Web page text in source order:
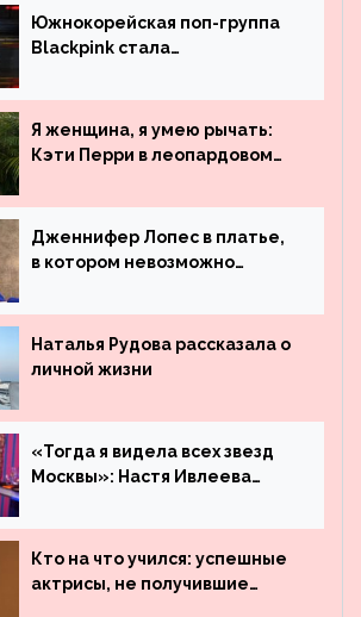
Южнокорейская поп-группа
Blackpink стала
просмотрам на YouTube. Они
обогнали даже Джастина
Бибера
Я женщина, я умею рычать:
Кэти Перри в леопардовом
Дженнифер Лопес в платье,
в котором невозможно
Наталья Рудова рассказала о
личной жизни
«Тогда я видела всех звезд
Москвы»: Настя Ивлеева
популярности и выложила
архивные фото
Кто на что учился: успешные
актрисы, не получившие